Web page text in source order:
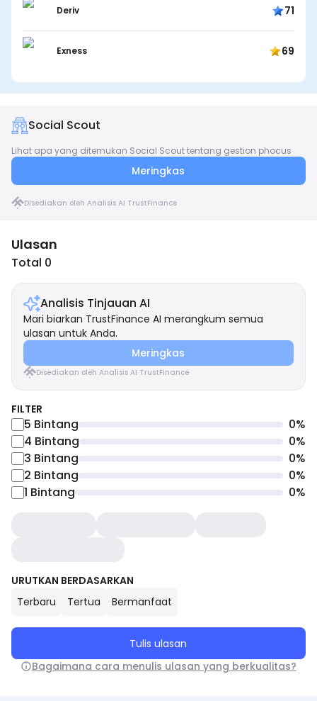
Deriv 71
Exness 69
Social Scout
Lihat apa yang ditemukan Social Scout tentang gestion phocus
Meringkas
Disediakan oleh Analisis AI TrustFinance
Ulasan
Total 0
Analisis Tinjauan AI
Mari biarkan TrustFinance AI merangkum semua
ulasan untuk Anda.
Meringkas
Disediakan oleh Analisis AI TrustFinance
FILTER
5 Bintang 0%
4 Bintang 0%
3 Bintang 0%
2 Bintang 0%
1 Bintang 0%
URUTKAN BERDASARKAN
Terbaru
Tertua Bermanfaat
Tulis ulasan
Bagaimana cara menulis ulasan yang berkualitas?